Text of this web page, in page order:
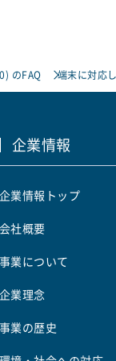
のFAQ 端末に対応
企業情報
企業情報トップ
会社概要
事業について
企業理念
事業の歴史